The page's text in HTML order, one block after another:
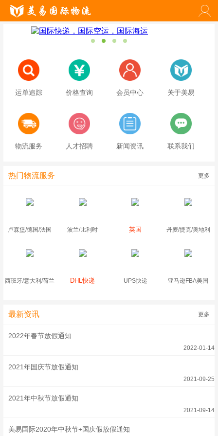
运单追踪 价格查询 会员中心 关于美易
物流服务 人才招聘 新闻资讯 联系我们
热门物流服务 更多
卢森堡/德国/法国 波兰/比利时 英国 丹麦/捷克/奥地利
西班牙/意大利/荷兰 DHL快递 UPS快递 亚马逊FBA美国
最新资讯 更多
2022年春节放假通知
2022-01-14
2021年国庆节放假通知
2021-09-25
2021年中秋节放假通知
2021-09-14
美易国际2020年中秋节+国庆假放假通知